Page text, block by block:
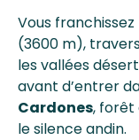
Vous franchissez
(3600 m),
les vallées
avant d’entrer
Cardones, forêt
le silence andin.